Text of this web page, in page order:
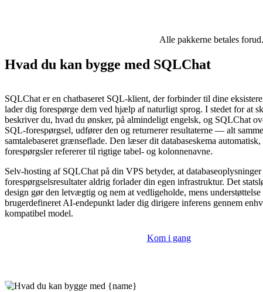
Alle pakkerne betales
Hvad du kan bygge med SQLChat
SQLChat er en chatbaseret SQL-klient, der forbinder til dine
lader dig forespørge dem ved hjælp af naturligt sprog. I stedet for at
beskriver du, hvad du ønsker, på almindeligt engelsk, og SQLChat
SQL-forespørgsel, udfører den og returnerer resultaterne — alt
samtalebaseret grænseflade. Den læser dit databaseskema automatisk,
forespørgsler refererer til rigtige tabel- og kolonnenavne.
Selv-hosting af SQLChat på din VPS betyder, at
forespørgselsresultater aldrig forlader din egen infrastruktur. Det
design gør den letvægtig og nem at vedligeholde, mens understøttelse
brugerdefineret AI-endepunkt lader dig dirigere inferens gennem
kompatibel model.
Kom i gang